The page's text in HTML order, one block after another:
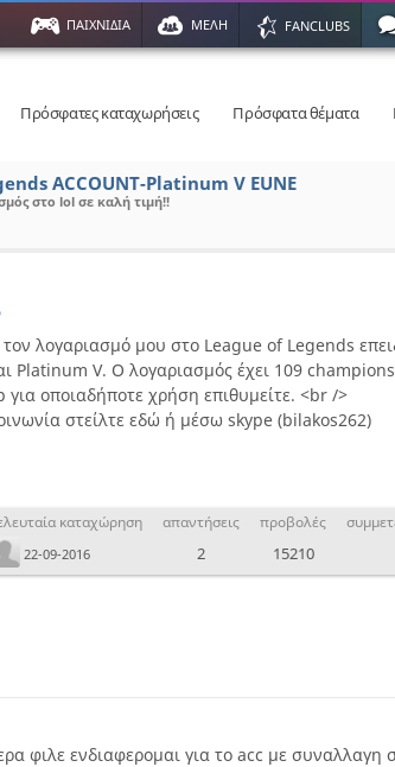
ΠΑΙΧΝΙΔΙΑ ΜΕΛΗ FANCLUBS
Πρόσφατες καταχωρήσεις Πρόσφατα θέματα
ACCOUNT-Platinum V EUNE
στο lol σε καλή τιμή!!
λογαριασμό μου στο League of Legends
Platinum V. Ο λογαριασμός έχει 109
για οποιαδήποτε χρήση επιθυμείτε. <br />
στείλτε εδώ ή μέσω skype (bilakos262)
καταχώρηση
22-09-2016
απαντήσεις
2
προβολές
15210
φιλε ενδιαφερομαι για το acc με συναλλαγη